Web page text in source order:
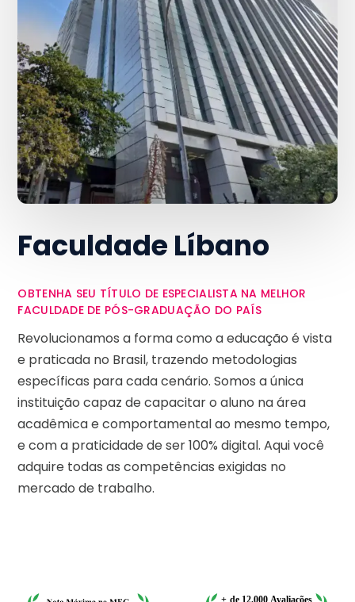
Faculdade Líbano
OBTENHA SEU TÍTULO DE ESPECIALISTA NA MELHOR
FACULDADE DE PÓS-GRADUAÇÃO DO PAÍS
Revolucionamos a forma como a educação é vista
e praticada no Brasil, trazendo metodologias
específicas para cada cenário. Somos a única
instituição capaz de capacitar o aluno na área
acadêmica e comportamental ao mesmo tempo,
e com a praticidade de ser 100% digital. Aqui você
adquire todas as competências exigidas no
mercado de trabalho.